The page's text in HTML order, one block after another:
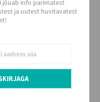
jõuab info parimatest
ja uutest huvitavatest